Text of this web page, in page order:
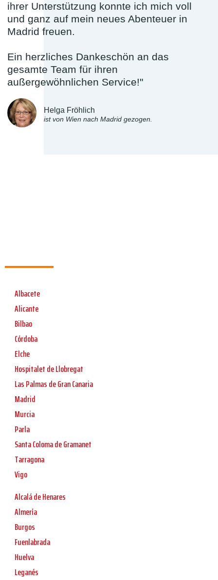
ihrer Unterstützung konnte ich mich voll
und ganz auf mein neues Abenteuer in
Madrid freuen.
Ein herzliches Dankeschön an das
gesamte Team für ihren
außergewöhnlichen Service!"
Helga Fröhlich
ist von Wien nach Madrid gezogen.
Albacete
Alicante
Bilbao
Córdoba
Elche
Hospitalet de Llobregat
Las Palmas de Gran Canaria
Madrid
Murcia
Parla
Santa Coloma de Gramanet
Tarragona
Vigo
Alcalá de Henares
Almería
Burgos
Fuenlabrada
Huelva
Leganés